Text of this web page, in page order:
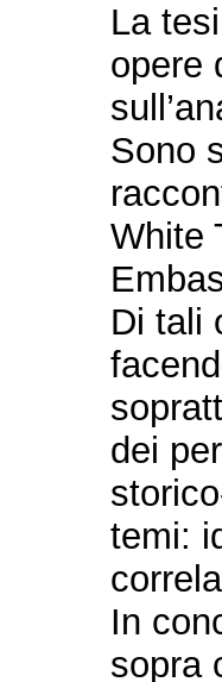
La
opere
Sono
White
Di tali
dei
temi:
In
sopra